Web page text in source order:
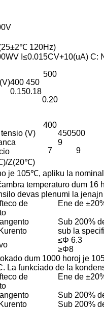
120Hz)
I≤0.015CV+10(uA) C:
400 450
500
0.150.18
0.20
(V)
400
450500
Z(20℃)
7
9
9
je 105℃, apliku la
temperaturo dum 16
devas plenumi la
de
Ene de
Sub 200%
sub la
≤Φ 6.3
≥Φ8
dum 1000 horoj je
La funkciado de la
de
Ene de
Sub 200%
Sub 200%